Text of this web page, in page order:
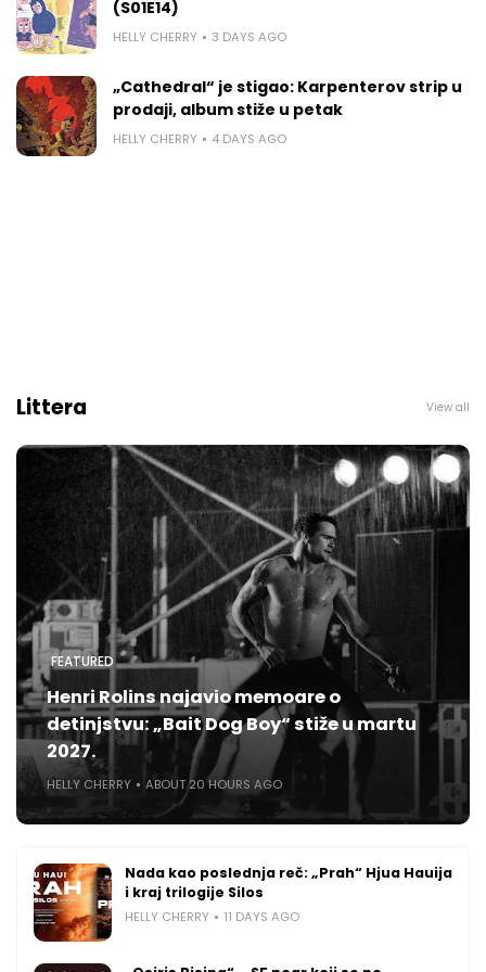
(S01E14)
HELLY CHERRY 3 DAYS AGO
„Cathedral“ je stigao: Karpenterov strip u
prodaji, album stiže u petak
HELLY CHERRY 4 DAYS AGO
Littera View all
FEATURED
Henri Rolins najavio memoare o
detinjstvu: „Bait Dog Boy“ stiže u martu
2027.
HELLY CHERRY ABOUT 20 HOURS AGO
Nada kao poslednja reč: „Prah“ Hjua Hauija
i kraj trilogije Silos
HELLY CHERRY 11 DAYS AGO